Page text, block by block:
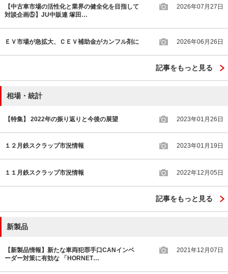
【中古車市場の活性化と業界の健全化を目指して
対談企画⑤】JU中販連 塚田…
2026年07月27日
ＥＶ市場が急拡大、ＣＥＶ補助金がカンフル剤に 2026年06月26日
記事をもっと見る
相場・統計
【特集】 2022年の振り返りと今後の展望 2023年01月26日
１２月鉄スクラップ市況情報 2023年01月19日
１１月鉄スクラップ市況情報 2022年12月05日
記事をもっと見る
新製品
【新製品情報】新たな車両犯罪手口CANインベ
ーダー対策に有効な 「HORNET…
2021年12月07日